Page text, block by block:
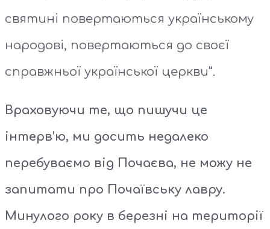
святині повертаються українському
народові, повертаються до своєї
справжньої української церкви”.
Враховуючи те, що пишучи це
інтерв’ю, ми досить недалеко
перебуваємо від Почаєва, не можу не
запитати про Почаївську лавру.
Минулого року в березні на території